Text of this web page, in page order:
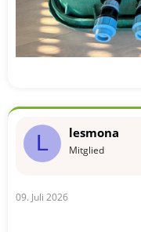
L lesmona
Mitglied
09. Juli 2026